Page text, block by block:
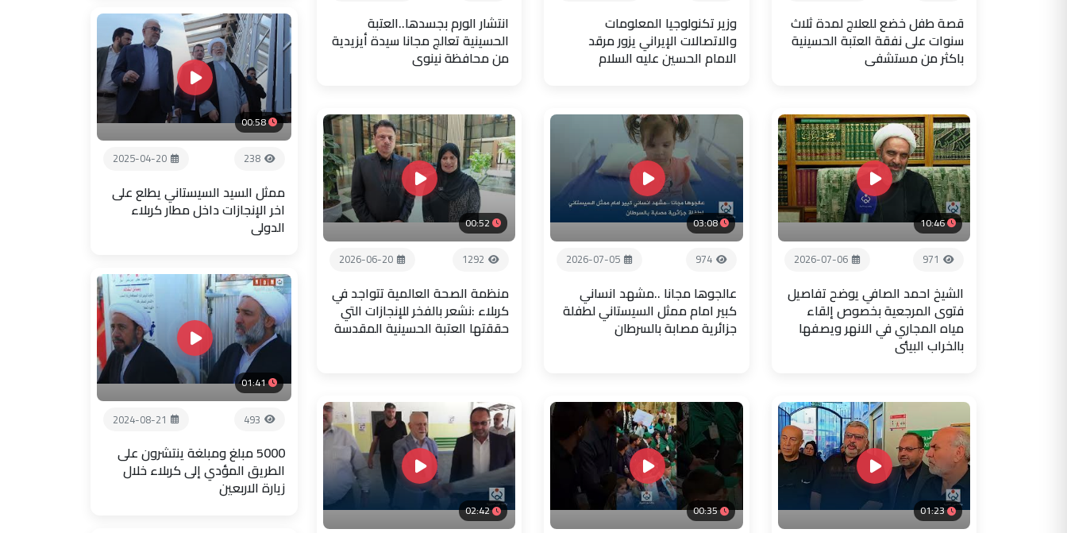
قصة طفل خضع للعلاج لمدة ثلاث
سنوات على نفقة العتبة الحسينية
باكثر من مستشفى
وزير تكنولوجيا المعلومات
والاتصالات الإيراني يزور مرقد
الامام الحسين عليه السلام
انتشار الورم بجسدها..العتبة
الحسينية تعالج مجانا سيدة أيزيدية
من محافظة نينوى
10:46
971
2026-07-06
الشيخ احمد الصافي يوضح تفاصيل
فتوى المرجعية بخصوص إلقاء
مياه المجاري في الانهر ويصفها
بالخراب البيئي
03:08
974
2026-07-05
عالجوها مجانا ..مشهد انساني
كبير امام ممثل السيستاني لطفلة
جزائرية مصابة بالسرطان
00:52
1292
2026-06-20
منظمة الصحة العالمية تتواجد في
كربلاء :نشعر بالفخر للإنجازات التي
حققتها العتبة الحسينية المقدسة
01:23
00:35
02:42
00:58
238
2025-04-20
ممثل السيد السيستاني يطلع على
اخر الإنجازات داخل مطار كربلاء
الدولي
01:41
493
2024-08-21
5000 مبلغ ومبلغة ينتشرون على
الطريق المؤدي إلى كربلاء خلال
زيارة الاربعين